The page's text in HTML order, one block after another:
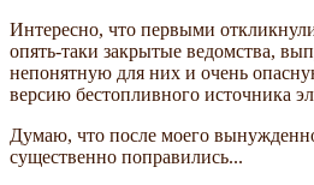
Интересно, что первыми
опять-таки закрытые ведомства,
непонятную для них и очень
версию бестопливного источника
Думаю, что после моего
существенно поправились...